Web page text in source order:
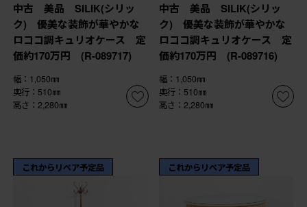
中古 美品 SILIK(シリッ
ク) 優美な装飾が華やかな
ロココ調キュリオケース 定
価約170万円 (R-089717)
幅：1,050㎜
奥行：510㎜
高さ：2,280㎜
中古 美品 SILIK(シリッ
ク) 優美な装飾が華やかな
ロココ調キュリオケース 定
価約170万円 (R-089716)
幅：1,050㎜
奥行：510㎜
高さ：2,280㎜
これからリペア予定品 これからリペア予定品